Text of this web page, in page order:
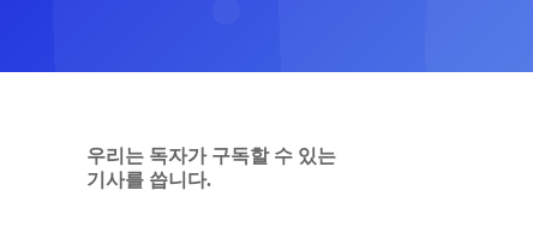
우리는 독자가 구독할 수 있는
기사를 씁니다.